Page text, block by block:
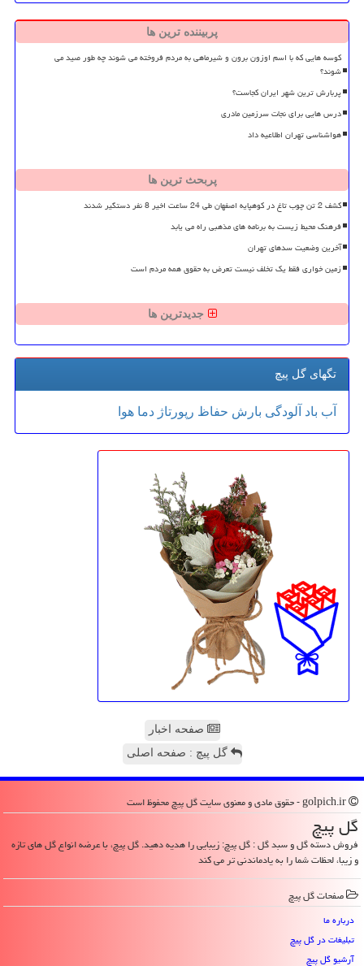
پربیننده ترین ها
کوسه هایی که با اسم اوزون برون و شیرماهی به مردم فروخته می شوند چه طور صید می
شوند؟
پربارش ترین شهر ایران کجاست؟
درس هایی برای نجات سرزمین مادری
هواشناسی تهران اطلاعیه داد
پربحث ترین ها
کشف 2 تن چوب تاغ در کوهپایه اصفهان طی 24 ساعت اخیر 8 نفر دستگیر شدند
فرهنگ محیط زیست به برنامه های مذهبی راه می یابد
آخرین وضعیت سدهای تهران
زمین خواری فقط یک تخلف نیست تعرض به حقوق همه مردم است
جدیدترین ها
تگهای گل پیچ
آب باد آلودگی بارش حفاظ رپورتاژ دما هوا
صفحه اخبار
گل پیچ : صفحه اصلی
گل پیچ
فروش دسته گل و سبد گل : گل پیچ: زیبایی را هدیه دهید. گل پیچ، با عرضه انواع گل های تازه
و زیبا، لحظات شما را به یادماندنی تر می کند
صفحات گل پیچ
درباره ما
تبلیغات در گل پیچ
آرشیو گل پیچ